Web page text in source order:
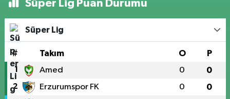
Süper Lig Puan Durumu
Süper Lig
# Takım O P
1 Amed 0 0
2 Erzurumspor FK 0 0